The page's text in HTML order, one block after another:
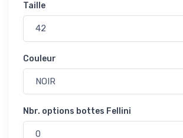
Taille
Couleur
Nbr. options bottes Fellini